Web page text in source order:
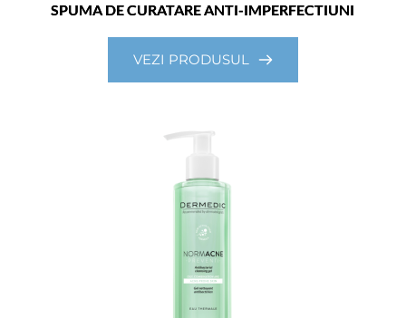
SPUMA DE CURATARE ANTI-IMPERFECTIUNI
VEZI PRODUSUL